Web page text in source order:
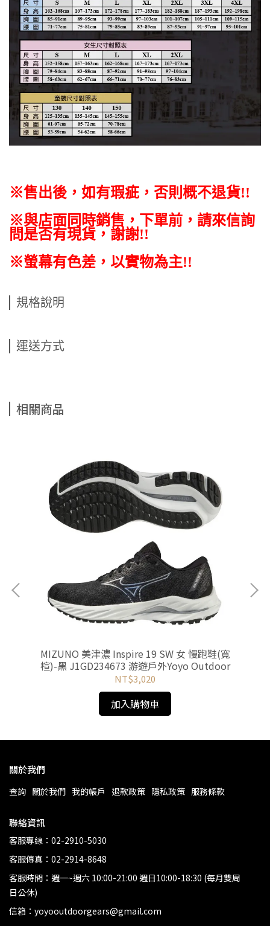
※售出後，如有瑕疵，否則概不退貨!!
※與店面同時銷售 ， 下單前 ， 請來信詢
問是否有現貨，謝謝!!
※螢幕有色差，以實物為主!!
規格說明
運送方式
相關商品
MIZUNO 美津濃 Inspire 19 SW 女 慢跑鞋(寬
楦)-黑 J1GD234673 游遊戶外Yoyo Outdoor
NT$3,020
加入購物車
關於我們
查詢 關於我們 我的帳戶 退款政策 隱私政策 服務條款
聯絡資訊
客服專線：02-2910-5030
客服傳真：02-2914-8648
客服時間：週一~週六 10:00-21:00 週日10:00-18:30 (每月雙周
日公休)
信箱：yoyooutdoorgears@gmail.com